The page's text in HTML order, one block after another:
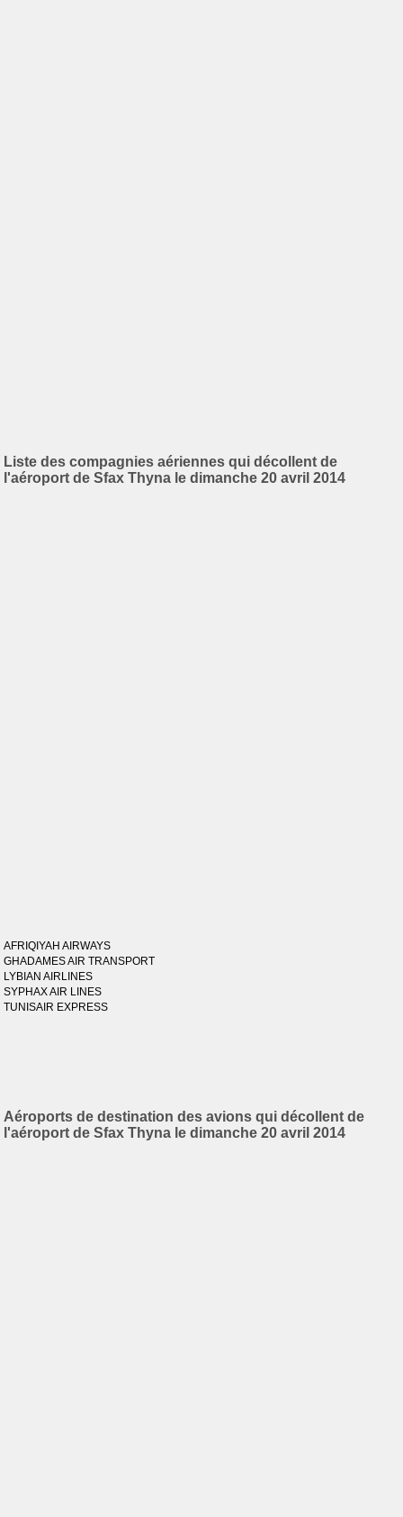
Liste des compagnies aériennes qui décollent de
l'aéroport de Sfax Thyna le dimanche 20 avril 2014
AFRIQIYAH AIRWAYS
GHADAMES AIR TRANSPORT
LYBIAN AIRLINES
SYPHAX AIR LINES
TUNISAIR EXPRESS
Aéroports de destination des avions qui décollent de
l'aéroport de Sfax Thyna le dimanche 20 avril 2014